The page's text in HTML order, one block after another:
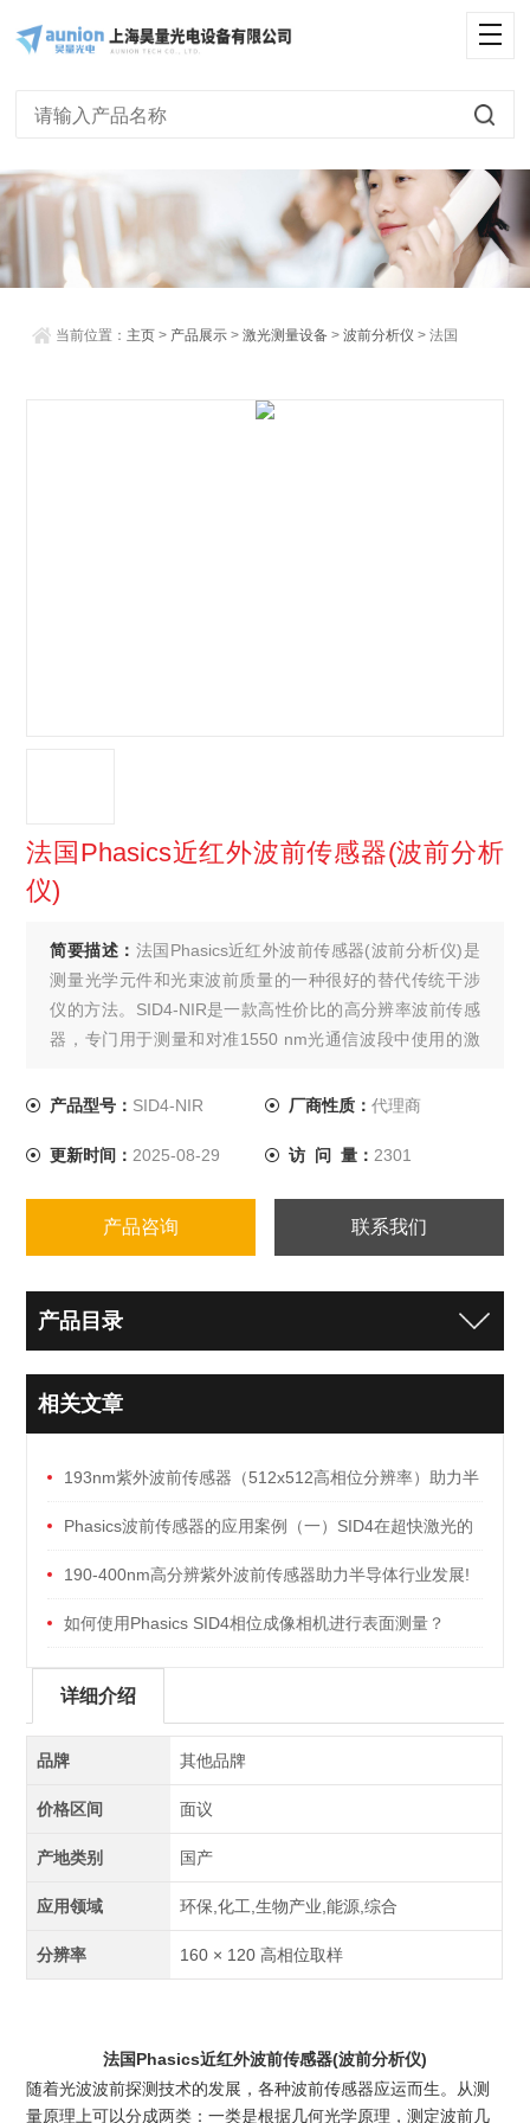
当前位置： 主页 > 产品展示 >激光测量设备 >波前分析仪 > 法国
法国Phasics近红外波前传感器(波前分析
仪)
简要描述： 法国Phasics近红外波前传感器(波前分析仪)是
测量光学元件和光束波前质量的一种很好的替代传统干涉
仪的方法。SID4-NIR是一款高性价比的高分辨率波前传感
器，专门用于测量和对准1550 nm光通信波段中使用的激
产品型号： SID4-NIR 厂商性质： 代理商
更新时间： 2025-08-29 访 问 量： 2301
产品咨询 联系我们
产品目录
相关文章
193nm紫外波前传感器（512x512高相位分辨率）助力半
导体/光刻机行业发展！
Phasics波前传感器的应用案例（一）SID4在超快激光的
前沿应用
190-400nm高分辨紫外波前传感器助力半导体行业发展!
如何使用Phasics SID4相位成像相机进行表面测量？
详细介绍
品牌 其他品牌
价格区间 面议
产地类别 国产
应用领域 环保,化工,生物产业,能源,综合
分辨率 160 × 120 高相位取样
法国Phasics近红外波前传感器(波前分析仪)
随着光波波前探测技术的发展，各种波前传感器应运而生。从测
量原理上可以分成两类：一类是根据几何光学原理，测定波前几